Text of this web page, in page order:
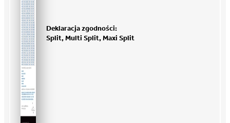
Deklaracja zgodności:
Split, Multi Split, Maxi Split